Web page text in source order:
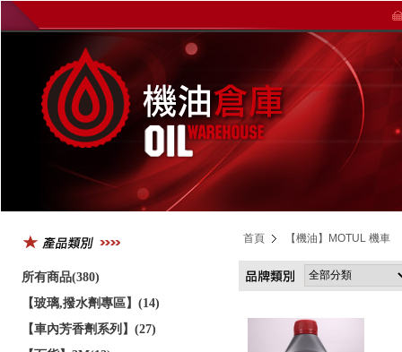
所有商品(380)
【玻璃,撥水劑專區】(14)
【車內芳香劑系列】(27)
首頁 【機油】MOTUL 機車